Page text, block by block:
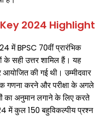
2024 Highlight
में BPSC 70वीं प्रारंभिक
के सही उत्तर शामिल हैं। यह
आयोजित की गई थी। उम्मीदवार
गणना करने और परीक्षा के अगले
का अनुमान लगाने के लिए करते
में कुल 150 बहुविकल्पीय प्रश्न